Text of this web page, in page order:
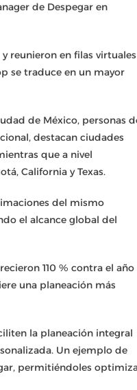
de Despegar en
reunieron en filas virtuales
se traduce en un mayor
de México, personas
destacan ciudades
que a nivel
California y Texas.
del mismo
el alcance global del
110 % contra el año
una planeación más
la planeación integral
Un ejemplo de
permitiéndoles